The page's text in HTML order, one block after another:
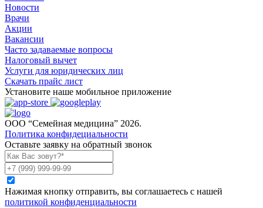
Новости
Врачи
Акции
Вакансии
Часто задаваемые вопросы
Налоговый вычет
Услуги для юридических лиц
Скачать прайс лист
Установите наше мобильное приложение
ООО “Семейная медицина” 2026.
Политика конфидециальности
Оставьте заявку на обратный звонок
Нажимая кнопку отправить, вы соглашаетесь с нашей
политикой конфиденциальности